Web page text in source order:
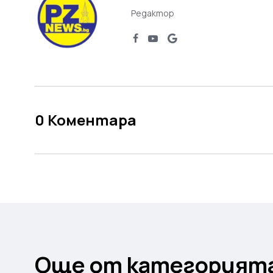
Редактор
0 Коментара
Още от